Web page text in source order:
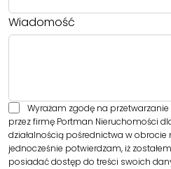
Wiadomość
Wyrażam zgodę na
przez firmę Portman Nieruchomości
działalnością pośrednictwa w
jednocześnie potwierdzam, iż
posiadać dostęp do treści swoich